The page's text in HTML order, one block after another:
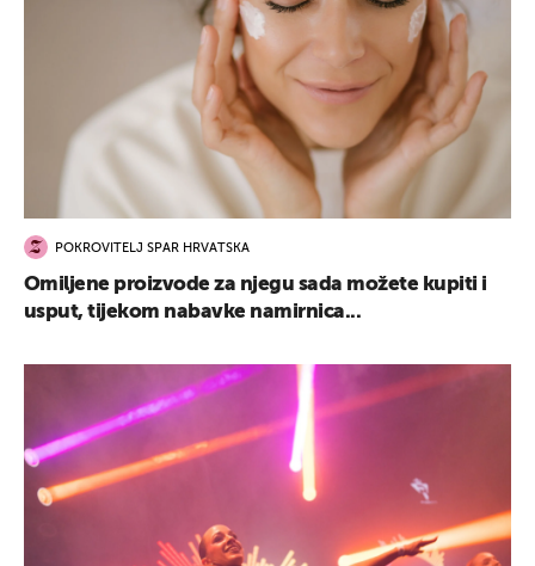
POKROVITELJ SPAR HRVATSKA
Omiljene proizvode za njegu sada možete kupiti i
usput, tijekom nabavke namirnica...